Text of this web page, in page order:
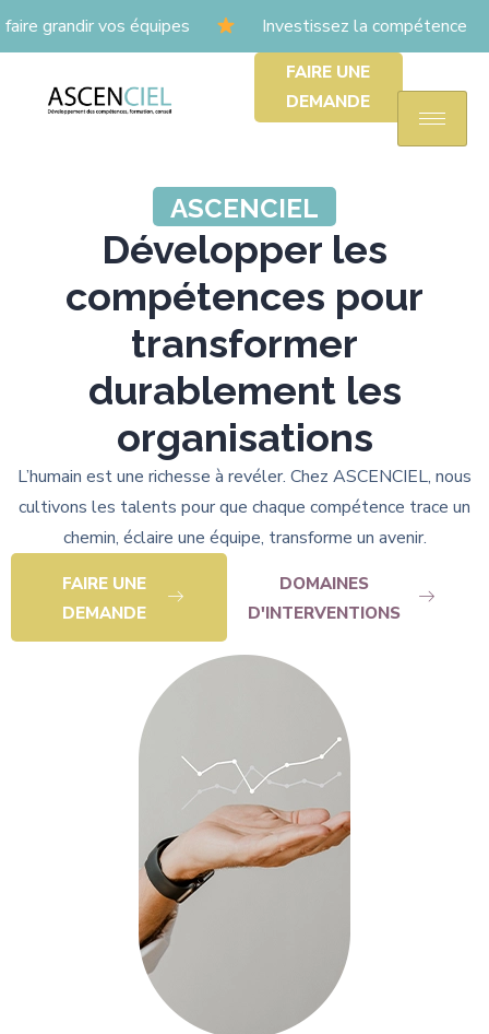
grandir vos équipes Investissez la compétence
FAIRE UNE
DEMANDE
ASCENCIEL
Développer les
compétences pour
transformer
durablement les
organisations
L’humain est une richesse à revéler. Chez ASCENCIEL, nous
cultivons les talents pour que chaque compétence trace un
chemin, éclaire une équipe, transforme un avenir.
FAIRE UNE
DEMANDE
DOMAINES
D'INTERVENTIONS